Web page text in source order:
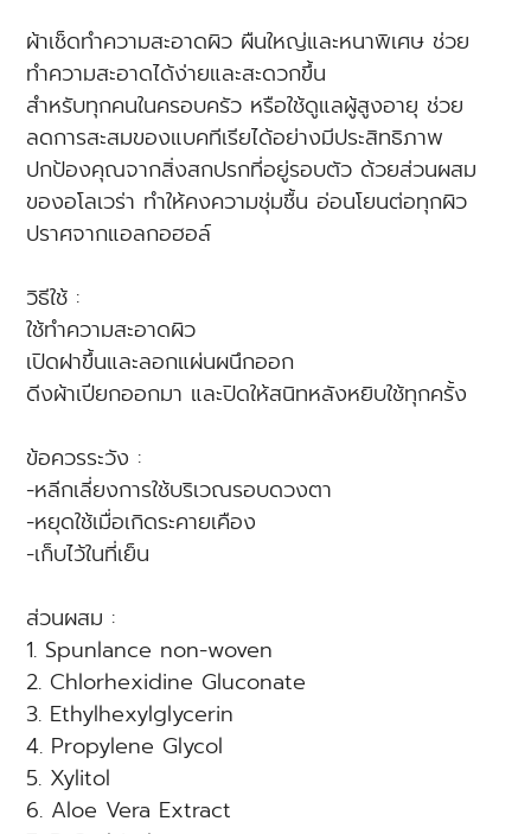
ผ้าเช็ดทำความสะอาดผิว ผืนใหญ่และหนาพิเศษ ช่วย
ทำความสะอาดได้ง่ายและสะดวกขึ้น
สำหรับทุกคนในครอบครัว หรือใช้ดูแลผู้สูงอายุ ช่วย
ลดการสะสมของแบคทีเรียได้อย่างมีประสิทธิภาพ
ปกป้องคุณจากสิ่งสกปรกที่อยู่รอบตัว ด้วยส่วนผสม
ของอโลเวร่า ทำให้คงความชุ่มชื้น อ่อนโยนต่อทุกผิว
ปราศจากแอลกอฮอล์
วิธีใช้ :
ใช้ทำความสะอาดผิว
เปิดฝาขึ้นและลอกแผ่นผนึกออก
ดีงผ้าเปียกออกมา และปิดให้สนิทหลังหยิบใช้ทุกครั้ง
ข้อควรระวัง :
-หลีกเลี่ยงการใช้บริเวณรอบดวงตา
-หยุดใช้เมื่อเกิดระคายเคือง
-เก็บไว้ในที่เย็น
ส่วนผสม :
1. Spunlance non-woven
2. Chlorhexidine Gluconate
3. Ethylhexylglycerin
4. Propylene Glycol
5. Xylitol
6. Aloe Vera Extract